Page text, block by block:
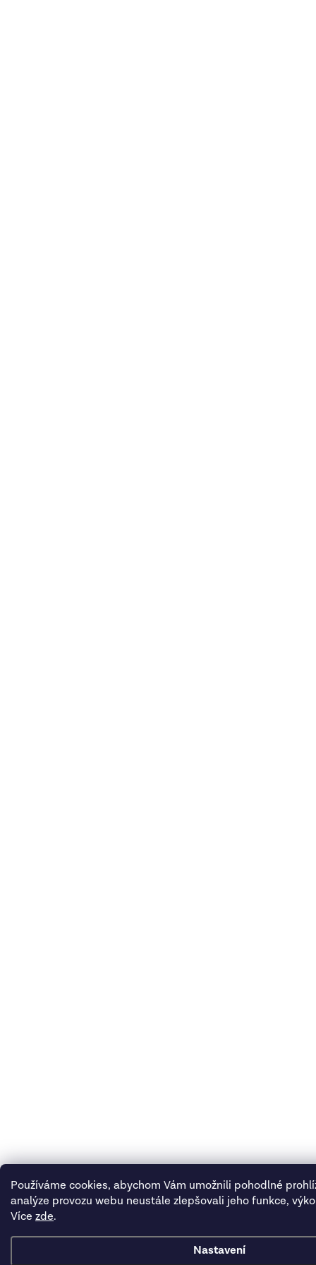
Používáme cookies, abychom Vám umožnili pohodlné
analýze provozu webu neustále zlepšovali jeho funkce,
Více zde.
Nastavení